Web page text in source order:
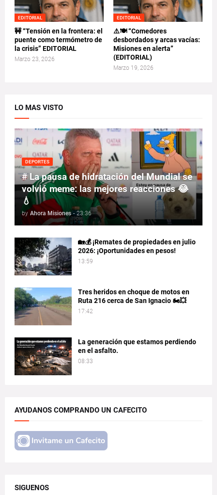
EDITORIAL
🚧 “Tensión en la frontera: el
puente como termómetro de
la crisis” EDITORIAL
Marzo 23, 2026
EDITORIAL
⚠️🍽️ “Comedores
desbordados y arcas vacías:
Misiones en alerta”
(EDITORIAL)
Marzo 19, 2026
LO MAS VISTO
DEPORTES
# La pausa de hidratación del Mundial se
volvió meme: las mejores reacciones 😂
💧
by Ahora Misiones - 23:36
🏡💰 ¡Remates de propiedades en julio
2026: ¡Oportunidades en pesos!
13:59
Tres heridos en choque de motos en
Ruta 216 cerca de San Ignacio 🏍️💥
17:42
La generación que estamos perdiendo
en el asfalto.
08:33
AYUDANOS COMPRANDO UN CAFECITO
SIGUENOS